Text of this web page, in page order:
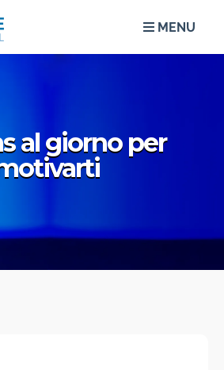
MENU
al giorno per